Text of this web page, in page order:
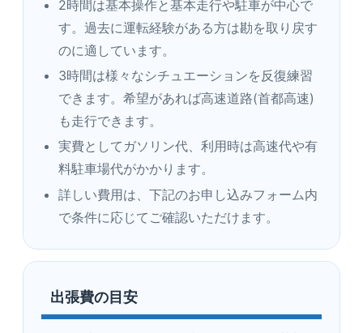
2時間は基本操作と基本走行や駐車が中心で
す。過去に運転経験がある方は勘を取り戻す
のに適しています。
3時間は様々なシチュエーションを反復練習
できます。希望があれば高速道路(首都高速)
も走行できます。
実費としてガソリン代、利用時は高速代や有
料駐車場代がかかります。
詳しい費用は、下記のお申し込みフォーム内
で条件に応じてご確認いただけます。
出張費の目安